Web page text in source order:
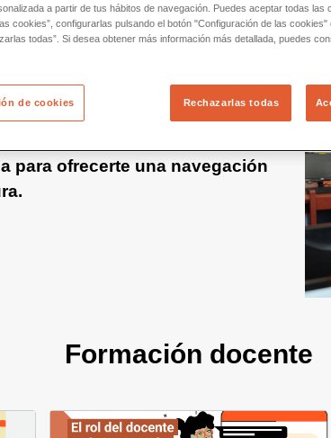
versión de Educared!
para ofrecerte una navegación
Formación docente
a partir de tus hábitos de navegación. Puedes aceptar todas las
cookies”, configurarlas pulsando el botón "Configuración de las
todas”. Si desea obtener más información más detallada, puedes
de cookies Rechazarlas todas